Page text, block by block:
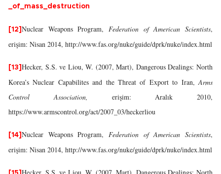
_of_mass_destruction
[12] Nuclear Weapons Program, Federation of American Scientists,
erişim: Nisan 2014, http://www.fas.org/nuke/guide/dprk/nuke/index.html
[13] Hecker, S.S. ve Liou, W. (2007, Mart), Dangerous Dealings: North
Korea’s Nuclear Capabilites and the Threat of Export to Iran,Arms
Control Association, erişim: Aralık 2010,
https://www.armscontrol.org/act/2007_03/heckerliou
[14] Nuclear Weapons Program, Federation of American Scientists,
erişim: Nisan 2014, http://www.fas.org/nuke/guide/dprk/nuke/index.html